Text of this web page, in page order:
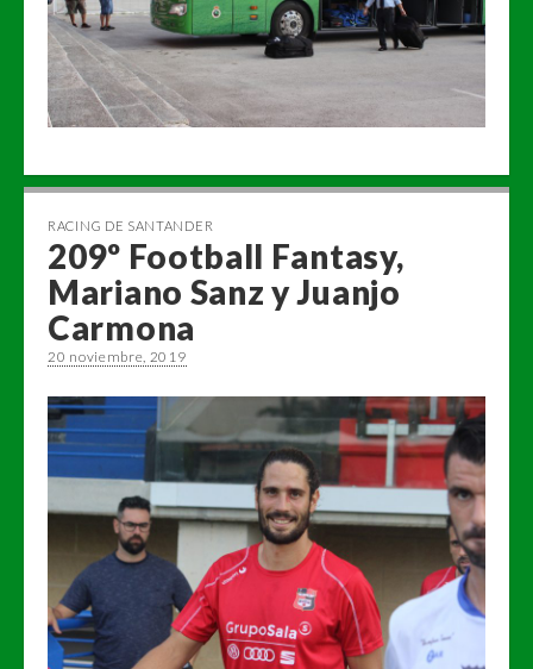
RACING DE SANTANDER
209º Football Fantasy,
Mariano Sanz y Juanjo
Carmona
20 noviembre, 2019